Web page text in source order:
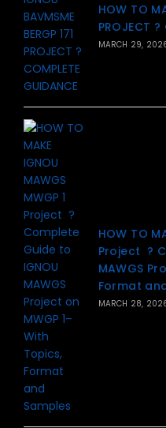
HOW TO
PROJECT ?
MARCH 29,
HOW TO
Project ?
MAWGS
Format
MARCH 28,